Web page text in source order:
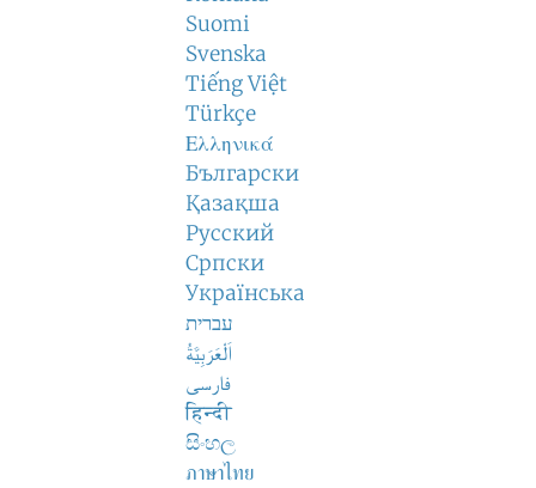
Suomi
Svenska
Tiếng Việt
Türkçe
Ελληνικά
Български
Қазақша
Русский
Српски
Українська
עברית
اَلْعَرَبِيَّةُ
فارسی
हिन्दी
සිංහල
ภาษาไทย